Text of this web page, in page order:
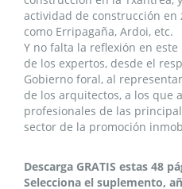
actividad de construcción en
como Erripagaña, Ardoi, etc.
Y no falta la reflexión en
de los expertos, desde el
Gobierno foral, al
de los arquitectos, a los que
profesionales de las
sector de la promoción
Descarga GRATIS estas 48
Selecciona el suplemento,